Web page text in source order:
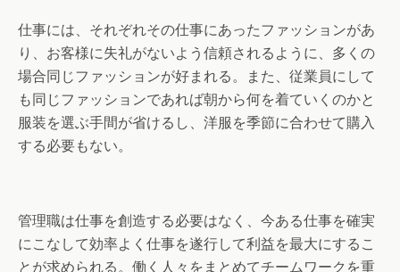
仕事には、それぞれその仕事にあったファッションがあ
り、お客様に失礼がないよう信頼されるように、多くの
場合同じファッションが好まれる。また、従業員にして
も同じファッションであれば朝から何を着ていくのかと
服装を選ぶ手間が省けるし、洋服を季節に合わせて購入
する必要もない。
管理職は仕事を創造する必要はなく、今ある仕事を確実
にこなして効率よく仕事を遂行して利益を最大にするこ
とが求められる。働く人々をまとめてチームワークを重